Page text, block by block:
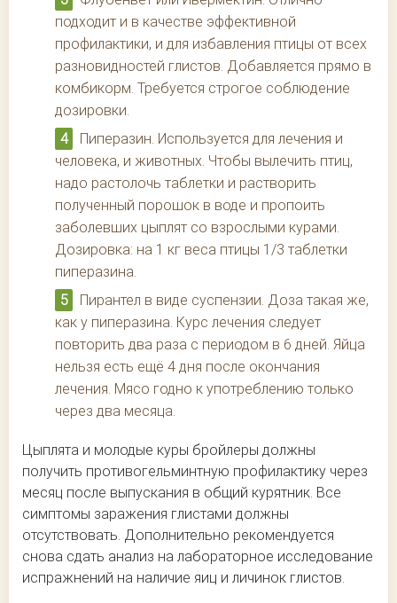
подходит и в качестве эффективной
профилактики, и для избавления птицы от всех
разновидностей глистов. Добавляется прямо в
комбикорм. Требуется строгое соблюдение
дозировки.
Пиперазин. Используется для лечения и
человека, и животных. Чтобы вылечить птиц,
надо растолочь таблетки и растворить
полученный порошок в воде и пропоить
заболевших цыплят со взрослыми курами.
Дозировка: на 1 кг веса птицы 1/3 таблетки
пиперазина.
Пирантел в виде суспензии. Доза такая же,
как у пиперазина. Курс лечения следует
повторить два раза с периодом в 6 дней. Яйца
нельзя есть ещё 4 дня после окончания
лечения. Мясо годно к употреблению только
через два месяца.
Цыплята и молодые куры бройлеры должны
получить противогельминтную профилактику через
месяц после выпускания в общий курятник. Все
симптомы заражения глистами должны
отсутствовать. Дополнительно рекомендуется
снова сдать анализ на лабораторное исследование
испражнений на наличие яиц и личинок глистов.